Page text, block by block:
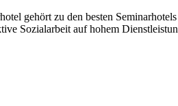
gehört zu den besten
Sozialarbeit auf hohem